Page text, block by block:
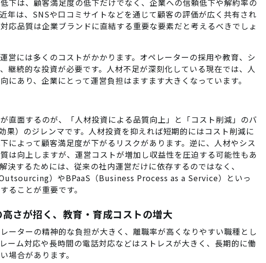
下は、顧客満足度の低下だけでなく、企業への信頼低下や解約率の
年は、SNSや口コミサイトなどを通じて顧客の評価が広く共有され
応品質は企業ブランドに直結する重要な要素だと考えるべきでしょ
営には多くのコストがかかります。オペレーターの採用や教育、シ
継続的な投資が必要です。人材不足が深刻化している現在では、人
にあり、企業にとって運営負担はますます大きくなっています。
直面するのが、「人材投資による品質向上」と「コスト削減」のバ
果）のジレンマです。人材投資を抑えれば短期的にはコスト削減に
によって顧客満足度が下がるリスクがあります。逆に、人材やシス
は向上しますが、運営コストが増加し収益性を圧迫する可能性もあ
決するためには、従来の社内運営だけに依存するのではなく、
）やBPaaS（Business Process as a Service）といっ
ることが重要です。
さが招く、教育・育成コストの増大
ーターの精神的な負担が大きく、離職率が高くなりやすい職種とし
ーム対応や長時間の電話対応などはストレスが大きく、長期的に働
場合があります。